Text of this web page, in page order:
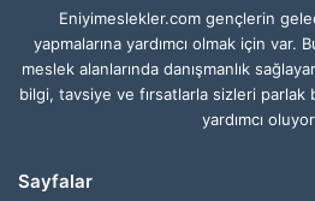
Eniyimeslekler.com gençlerin
yapmalarına yardımcı olmak için var.
meslek alanlarında danışmanlık
bilgi, tavsiye ve fırsatlarla sizleri
yardımcı
Sayfalar